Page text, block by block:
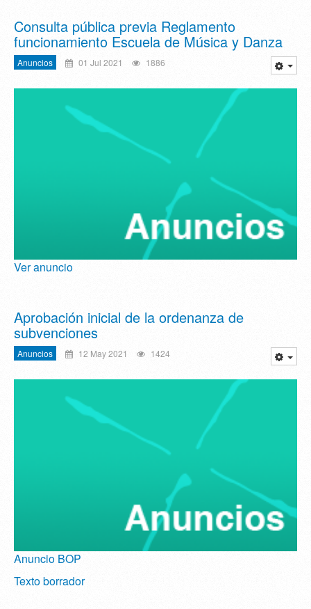
Consulta pública previa Reglamento
funcionamiento Escuela de Música y Danza
Anuncios 01 Jul 2021 1886
Ver anuncio
Aprobación inicial de la ordenanza de
subvenciones
Anuncios 12 May 2021 1424
Anuncio BOP
Texto borrador